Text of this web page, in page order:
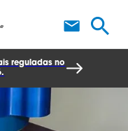
reguladas no